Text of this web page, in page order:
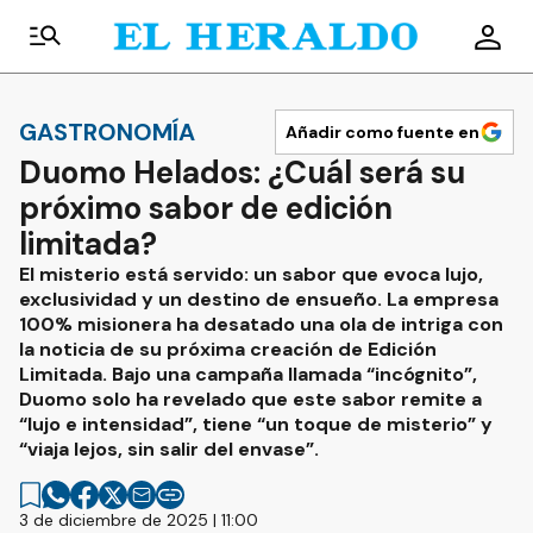
GASTRONOMÍA Añadir como fuente en
Duomo Helados: ¿Cuál será su
próximo sabor de edición
limitada?
El misterio está servido: un sabor que evoca lujo,
exclusividad y un destino de ensueño. La empresa
100% misionera ha desatado una ola de intriga con
la noticia de su próxima creación de Edición
Limitada. Bajo una campaña llamada “incógnito”,
Duomo solo ha revelado que este sabor remite a
“lujo e intensidad”, tiene “un toque de misterio” y
“viaja lejos, sin salir del envase”.
3 de diciembre de 2025 | 11:00